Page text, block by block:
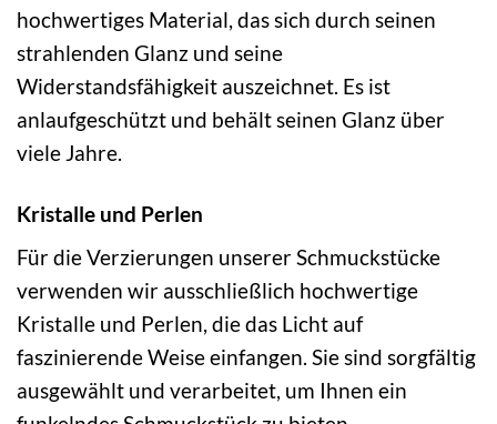
hochwertiges Material, das sich durch seinen
strahlenden Glanz und seine
Widerstandsfähigkeit auszeichnet. Es ist
anlaufgeschützt und behält seinen Glanz über
viele Jahre.
Kristalle und Perlen
Für die Verzierungen unserer Schmuckstücke
verwenden wir ausschließlich hochwertige
Kristalle und Perlen, die das Licht auf
faszinierende Weise einfangen. Sie sind sorgfältig
ausgewählt und verarbeitet, um Ihnen ein